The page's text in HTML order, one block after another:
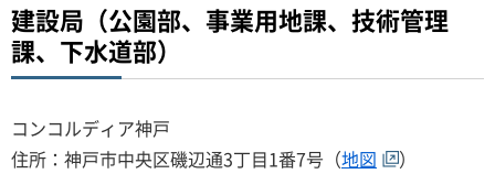
建設局（公園部、事業用地課、技術管理
課、下水道部）
コンコルディア神戸
住所：神戸市中央区磯辺通3丁目1番7号（地図 ）